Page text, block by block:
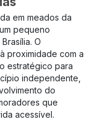
em meados da
pequeno
O
proximidade com a
estratégico para
independente,
do
que
acessível.